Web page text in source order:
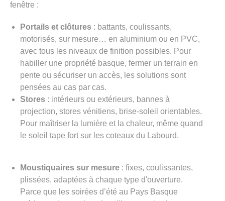
fenêtre :
Portails et clôtures : battants, coulissants,
motorisés, sur mesure… en aluminium ou en PVC,
avec tous les niveaux de finition possibles. Pour
habiller une propriété basque, fermer un terrain en
pente ou sécuriser un accès, les solutions sont
pensées au cas par cas.
Stores : intérieurs ou extérieurs, bannes à
projection, stores vénitiens, brise-soleil orientables.
Pour maîtriser la lumière et la chaleur, même quand
le soleil tape fort sur les coteaux du Labourd.
Moustiquaires sur mesure : fixes, coulissantes,
plissées, adaptées à chaque type d'ouverture.
Parce que les soirées d’été au Pays Basque